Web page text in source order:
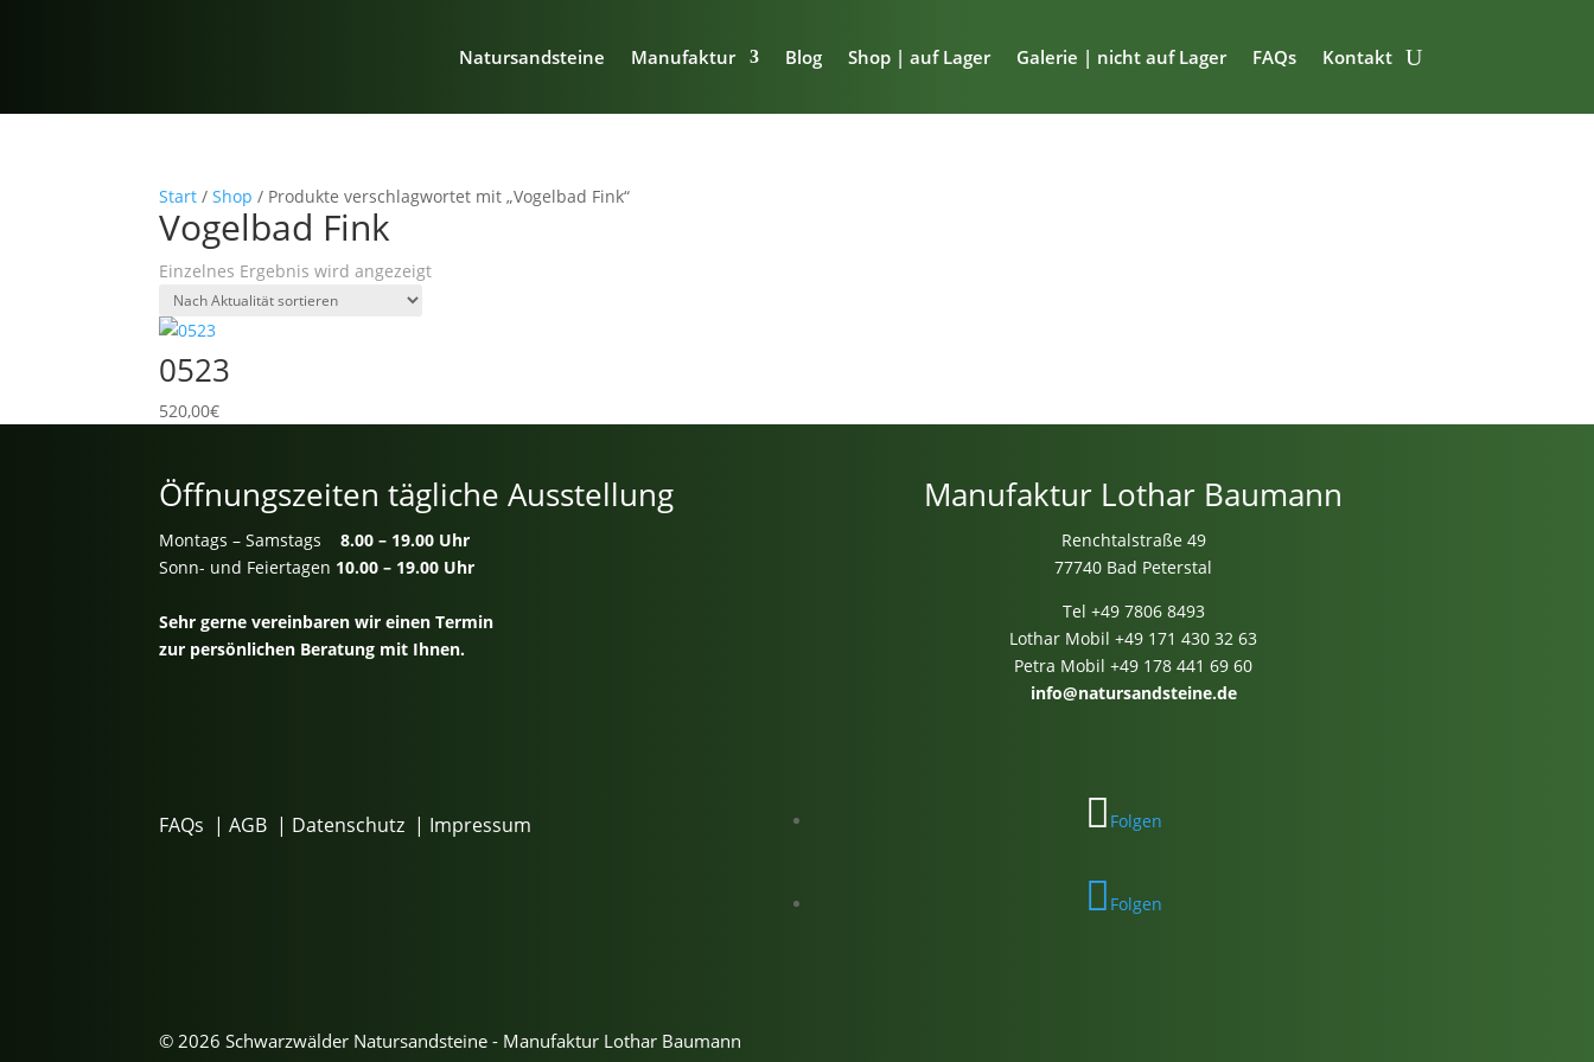
Natursandsteine Manufaktur Blog Shop | auf Lager Galerie | nicht auf Lager FAQs Kontakt
Start /Shop / Produkte verschlagwortet mit „Vogelbad Fink“
Vogelbad Fink
Einzelnes Ergebnis wird angezeigt
0523
520,00€
Öffnungszeiten tägliche Ausstellung
Montags – Samstags8.00 – 19.00 Uhr
Sonn- und Feiertagen 10.00 – 19.00 Uhr
Sehr gerne vereinbaren wir einen Termin
zur persönlichen Beratung mit Ihnen.
Manufaktur Lothar Baumann
Renchtalstraße 49
77740 Bad Peterstal
Tel +49 7806 8493
Lothar Mobil+49 171 430 32 63
Petra Mobil+49 178 441 69 60
info@natursandsteine.de
FAQs |AGB | Datenschutz | Impressum Folgen
Folgen
© 2026 Schwarzwälder Natursandsteine - Manufaktur Lothar Baumann